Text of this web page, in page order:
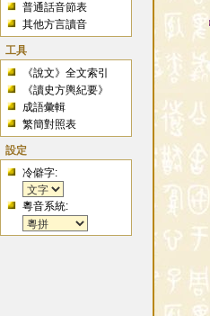
普通話音節表
其他方言讀音
工具
《說文》全文索引
《讀史方輿紀要》
成語彙輯
繁簡對照表
設定
冷僻字:
粵音系統: